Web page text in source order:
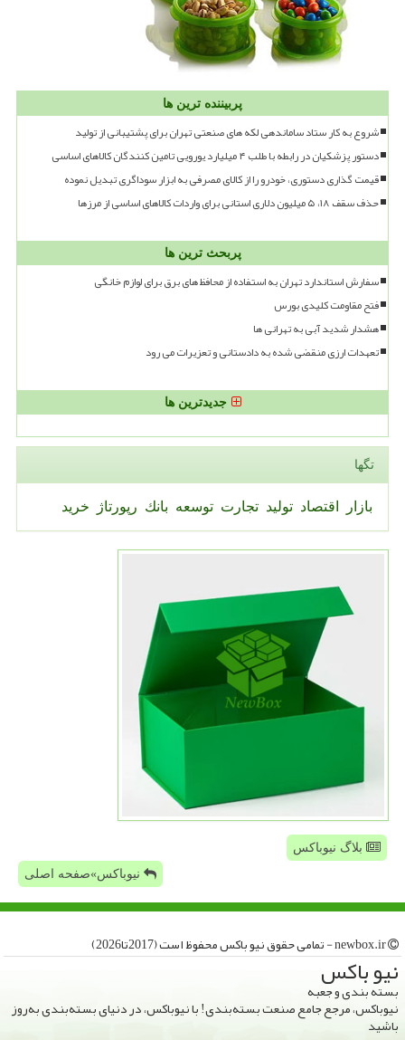
پربیننده ترین ها
شروع به کار ستاد ساماندهی لکه های صنعتی تهران برای پشتیبانی از تولید
دستور پزشکیان در رابطه با طلب ۴ میلیارد یورویی تامین کنندگان کالاهای اساسی
قیمت گذاری دستوری، خودرو را از کالای مصرفی به ابزار سوداگری تبدیل نموده
حذف سقف ۱۸، ۵ میلیون دلاری استانی برای واردات کالاهای اساسی از مرزها
پربحث ترین ها
سفارش استاندارد تهران به استفاده از محافظ های برق برای لوازم خانگی
فتح مقاومت کلیدی بورس
هشدار شدید آبی به تهرانی ها
تعهدات ارزی منقضی شده به دادستانی و تعزیرات می رود
جدیدترین ها
تگها
بازار اقتصاد تولید تجارت توسعه بانك رپورتاژ خرید
بلاگ نیوباکس
نیوباکس»صفحه اصلی
نیو باكس
بسته بندی و جعبه
نیوباکس، مرجع جامع صنعت بسته‌بندی! با نیوباکس، در دنیای بسته‌بندی به‌روز
باشید